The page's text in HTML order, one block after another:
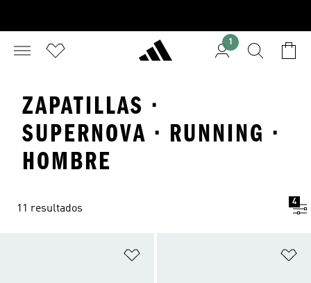
1
ZAPATILLAS ·
SUPERNOVA · RUNNING ·
HOMBRE
11 resultados
4